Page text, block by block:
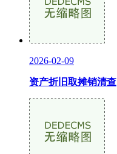
2026-02-09
资产折旧取摊销清查